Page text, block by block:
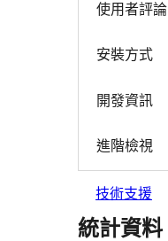
使用者評論
安裝方式
開發資訊
進階檢視
技術支援
統計資料